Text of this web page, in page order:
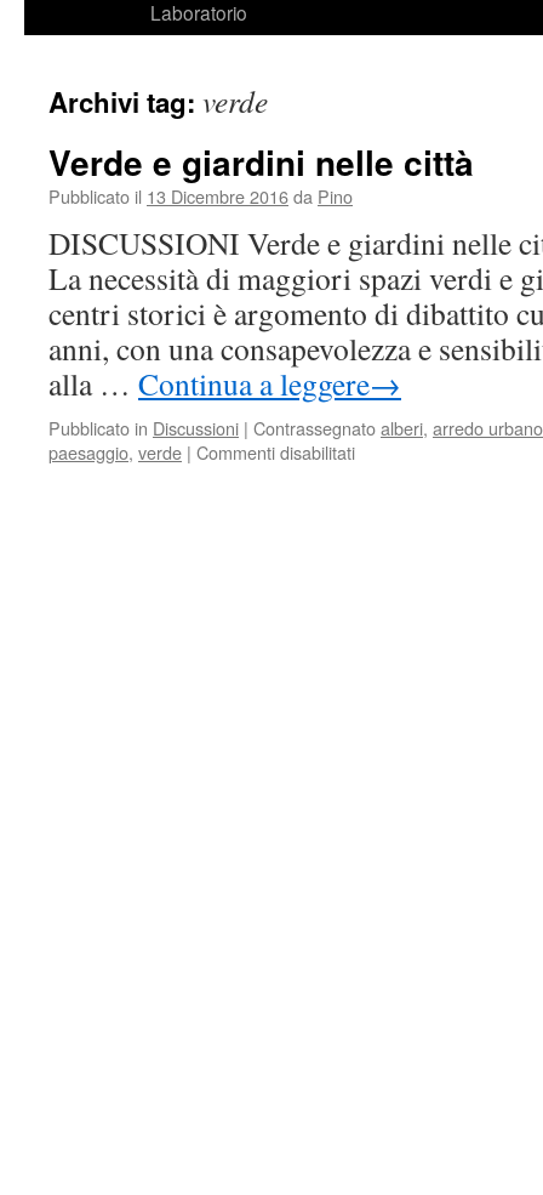
Laboratorio
Archivi tag: verde
Verde e giardini nelle città
Pubblicato il 13 Dicembre 2016da Pino
DISCUSSIONI Verde e giardini nelle
La necessità di maggiori spazi verdi e
centri storici è argomento di dibattito
anni, con una consapevolezza e
alla … Continua a leggere→
Pubblicato in Discussioni | Contrassegnatoalberi, arredo urbano
paesaggio, verde | Commenti disabilitati